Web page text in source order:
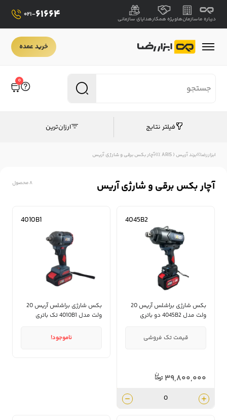
درباره ماسازمان‌هاویژه همکارهدایای سازمانی
021-61664
خرید عمده
0
فیلتر نتایج ارزان‌ترین
ابزاررضا برند آریس ( ARIS ) آچار بکس برقی و شارژی آریس
8 محصول آچار بکس برقی و شارژی آریس
4045B2
بکس شارژی براشلس آریس 20
ولت مدل 4045B2 دو باتری
قیمت تک فروشی
۳۹,۸۰۰,۰۰۰
4010B1
بکس شارژی براشلس آریس 20
ولت مدل 4010B1 تک باتری
ناموجود!